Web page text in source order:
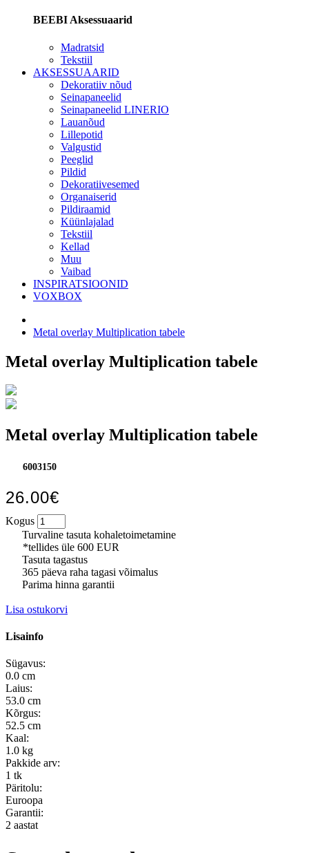
BEEBI Aksessuaarid
Madratsid
Tekstiil
AKSESSUAARID
Dekoratiiv nõud
Seinapaneelid
Seinapaneelid LINERIO
Lauanõud
Lillepotid
Valgustid
Peeglid
Pildid
Dekoratiivesemed
Organaiserid
Pildiraamid
Küünlajalad
Tekstiil
Kellad
Muu
Vaibad
INSPIRATSIOONID
VOXBOX
Metal overlay Multiplication tabele
Metal overlay Multiplication tabele
Metal overlay Multiplication tabele
6003150
26.00€
Kogus
Turvaline tasuta kohaletoimetamine
*tellides üle 600 EUR
Tasuta tagastus
365 päeva raha tagasi võimalus
Parima hinna garantii
Lisa ostukorvi
Lisainfo
Sügavus:
0.0 cm
Laius:
53.0 cm
Kõrgus:
52.5 cm
Kaal:
1.0 kg
Pakkide arv:
1 tk
Päritolu:
Euroopa
Garantii:
2 aastat